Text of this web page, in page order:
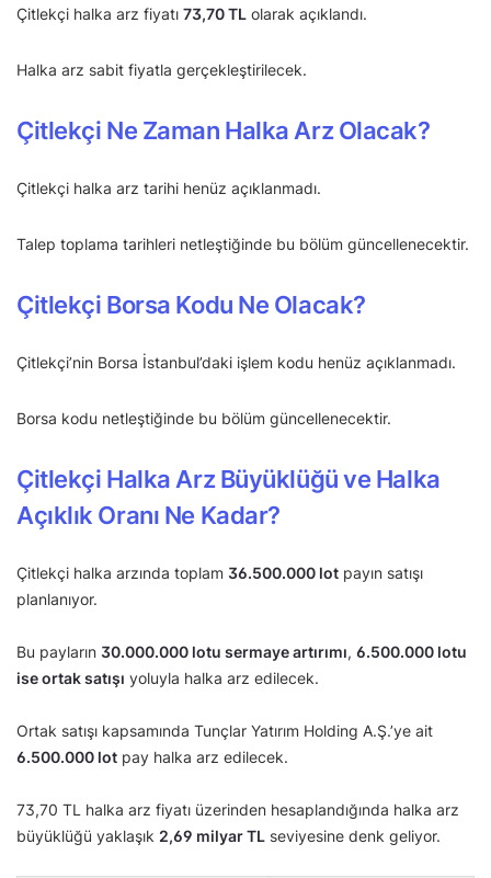
Çitlekçi halka arz fiyatı 73,70 TL olarak açıklandı.
Halka arz sabit fiyatla gerçekleştirilecek.
Çitlekçi Ne Zaman Halka Arz Olacak?
Çitlekçi halka arz tarihi henüz açıklanmadı.
Talep toplama tarihleri netleştiğinde bu bölüm güncellenecektir.
Çitlekçi Borsa Kodu Ne Olacak?
Çitlekçi’nin Borsa İstanbul’daki işlem kodu henüz açıklanmadı.
Borsa kodu netleştiğinde bu bölüm güncellenecektir.
Çitlekçi Halka Arz Büyüklüğü ve Halka
Açıklık Oranı Ne Kadar?
Çitlekçi halka arzında toplam 36.500.000 lot payın satışı
planlanıyor.
Bu payların 30.000.000 lotu sermaye artırımı, 6.500.000 lotu
ise ortak satışı yoluyla halka arz edilecek.
Ortak satışı kapsamında Tunçlar Yatırım Holding A.Ş.’ye ait
6.500.000 lot pay halka arz edilecek.
73,70 TL halka arz fiyatı üzerinden hesaplandığında halka arz
büyüklüğü yaklaşık 2,69 milyar TL seviyesine denk geliyor.